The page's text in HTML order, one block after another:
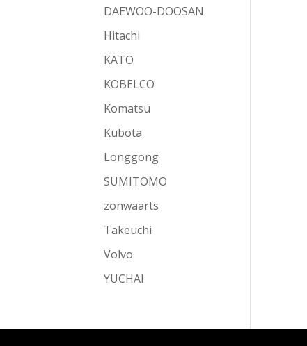
DAEWOO-DOOSAN
Hitachi
KATO
KOBELCO
Komatsu
Kubota
Longgong
SUMITOMO
zonwaarts
Takeuchi
Volvo
YUCHAI